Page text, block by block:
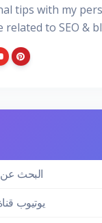
tips with my
related to SEO &
البحث عن
يوتيوب